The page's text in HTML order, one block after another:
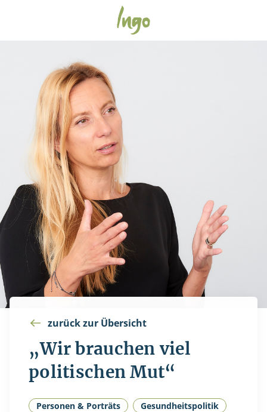
zurück zur Übersicht
„Wir brauchen viel
politischen Mut“
Personen & Porträts Gesundheitspolitik